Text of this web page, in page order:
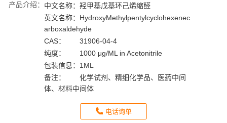
产品介绍： 中文名称： 羟甲基戊基环己烯缩醛
英文名称： HydroxyMethylpentylcyclohexenec
arboxaldehyde
CAS：
31906-04-4
纯度：
1000 μg/ML in Acetonitrile
包装信息： 1ML
备注：
化学试剂、精细化学品、医药中间
体、材料中间体
电话询单